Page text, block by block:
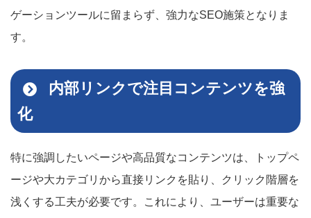
ゲーションツールに留まらず、強力なSEO施策となりま
す。
内部リンクで注目コンテンツを強
化
特に強調したいページや高品質なコンテンツは、トップペ
ージや大カテゴリから直接リンクを貼り、クリック階層を
浅くする工夫が必要です。これにより、ユーザーは重要な